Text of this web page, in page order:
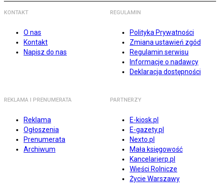
KONTAKT
O nas
Kontakt
Napisz do nas
REGULAMIN
Polityka Prywatności
Zmiana ustawień zgód
Regulamin serwisu
Informacje o nadawcy
Deklaracja dostępności
REKLAMA I PRENUMERATA
Reklama
Ogłoszenia
Prenumerata
Archiwum
PARTNERZY
E-kiosk.pl
E-gazety.pl
Nexto.pl
Mała księgowość
Kancelarierp.pl
Wieści Rolnicze
Życie Warszawy